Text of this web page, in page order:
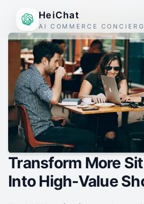
HeiChat
AI COMMERCE
Transform More
Into High-Value